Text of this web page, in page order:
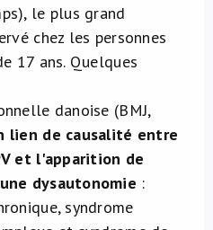
le plus grand
chez les personnes
17 ans. Quelques
danoise (BMJ,
lien de causalité entre
et l'apparition de
dysautonomie :
syndrome